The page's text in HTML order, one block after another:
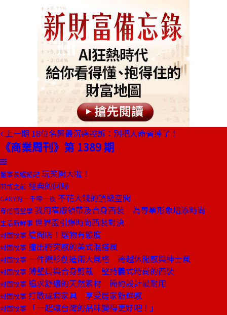
上一期 18位名醫最沉痛控訴：別把人命省掉了！
《商業周刊》第 1389 期
董事長嬉遊記 玩笑開大啦！
開瓶之前 經典的回歸
GARY的一千零一夜 不花大錢的頂級空間
穿搭隨堂學 我用窄版領帶及合身西裝 為專業形象增添時尚
生活新鮮事 世界盃引爆時尚西裝對決
封面故事 這間店！選物有態度
封面故事 撞出衝突感的美式混搭風
封面故事 一件襯衫創造兩大風格 跨越休閒感與紳士風
封面故事 薄墊肩與合身剪裁 堅持義式時尚的西裝
封面故事 追求舒適的天然素材 簡約設計最耐用
封面故事 打散成套家具 享受居家新鮮感
封面故事 「一起讓台灣的品味變得更好吧！」